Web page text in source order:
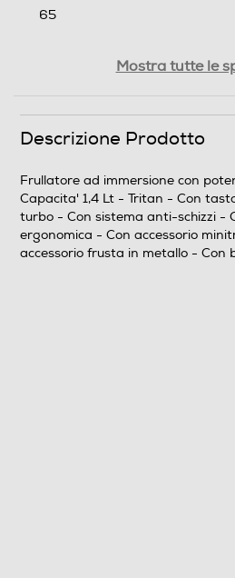
65
Prestazioni
Potenza max-W
Mostra tutte le
Descrizione Prodotto
Frullatore ad immersione con
Capacita' 1,4 Lt - Tritan - Con
turbo - Con sistema anti-schizzi -
ergonomica - Con accessorio
accessorio frusta in metallo - Con